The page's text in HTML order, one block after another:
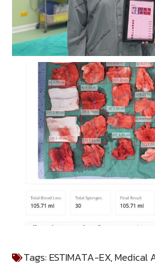
Tags:ESTIMATA-EX,Medical